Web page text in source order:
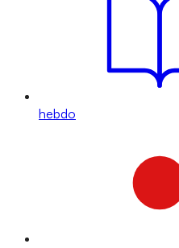
hebdo